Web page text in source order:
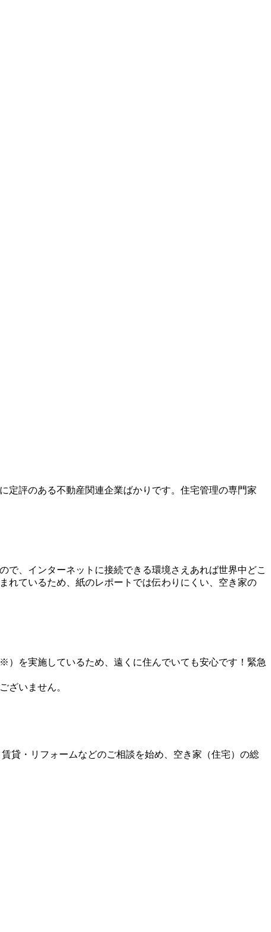
定評のある不動産関連企業ばかりです。住宅管理の専門家
で、インターネットに接続できる環境さえあれば世界中どこ
れているため、紙のレポートでは伝わりにくい、空き家の
を実施しているため、遠くに住んでいても安心です！緊急
ざいません。
貸・リフォームなどのご相談を始め、空き家（住宅）の総